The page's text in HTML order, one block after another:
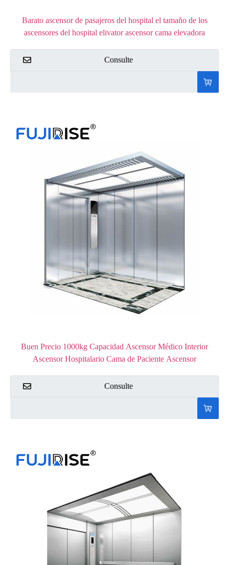
Barato ascensor de pasajeros del hospital el tamaño de los
ascensores del hospital elivator ascensor cama elevadora
Consulte
Buen Precio 1000kg Capacidad Ascensor Médico Interior
Ascensor Hospitalario Cama de Paciente Ascensor
Consulte